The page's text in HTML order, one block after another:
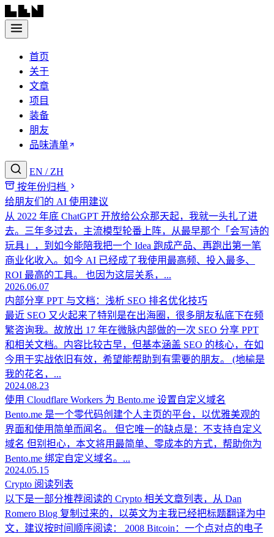
首页
关于
文章
项目
装备
朋友
品味清单
EN / ZH
按年份归档
给朋友们的 AI 使用建议
从 2022 年底 ChatGPT 开放给公众那天起，我就一头扎了进
去。三年多过去，主流模型轮番上阵，从最早那个「会写诗的
玩具」，到如今能陪我把一个 Idea 跑成产品、再跑出第一笔
商业化收入。如今 AI 已经成了我使用最高频、投入最多、
ROI 最高的工具。 也因为这层关系，...
2026.06.07
内部分享 PPT 与文档：浅析 SEO 排名优化技巧
最近 SEO 又火起来了特别是在出海圈，很多朋友私底下在频
繁咨询我。故放出 17 年在微脉内部做的一次 SEO 分享 PPT
和相关文档。内容比较古早，但基本涵盖 SEO 的核心，在如
今用于实战依旧有效，希望能帮助到有需要的朋友。 (地榆是
我的花名，...
2024.08.23
使用 Cloudflare Workers 为 Bento.me 设置自定义域名
Bento.me 是一个零代码创建个人主页的平台，以优雅美观的
界面和使用简单而闻名。 但它唯一的缺点是：不支持自定义
域名 但别担心，本文将用最简单、零成本的方式，帮助你为
Bento.me 绑定自定义域名。...
2024.05.15
Crypto 阅读列表
以下是一部分推荐阅读的 Crypto 相关文章列表，从 Dan
Romero Blog 复制过来的，以英文为主我已经把标题翻译为中
文，建议按时间顺序阅读： 2008 Bitcoin：一个点对点的电子